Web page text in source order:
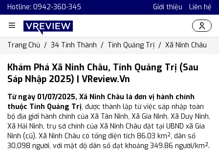
Hotline: 0942-360-345 Giới thiệu Liên hệ
Trang Chủ 34 Tỉnh Thành Tỉnh Quảng Trị Xã Ninh Châu
Khám Phá Xã Ninh Châu, Tỉnh Quảng Trị (Sau
Sáp Nhập 2025) | VReview.vn
Từ ngày 01/07/2025, Xã Ninh Châu là đơn vị hành chính
thuộc Tỉnh Quảng Trị, được thành lập từ việc sáp nhập toàn
bộ địa giới hành chính của Xã Tân Ninh, Xã Gia Ninh, Xã Duy Ninh,
Xã Hải Ninh, trụ sở chính của Xã Ninh Châu đặt tại UBND xã Gia
Ninh (cũ). Xã Ninh Châu có tổng diện tích 86.03 km², dân số
30,098 người, với mật độ dân số đạt khoảng 349.86 người/km².